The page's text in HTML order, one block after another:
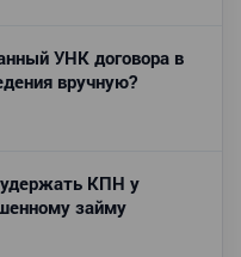
УНК договора в
вручную?
удержать КПН у
займу